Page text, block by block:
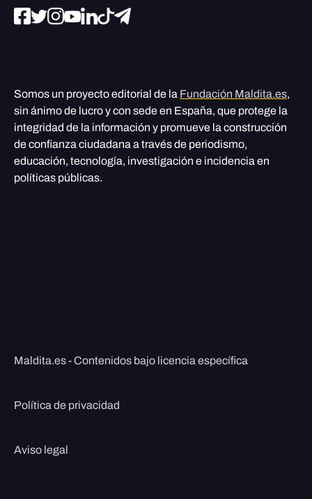
Somos un proyecto editorial de la Fundación Maldita.es,
sin ánimo de lucro y con sede en España, que protege la
integridad de la información y promueve la construcción
de confianza ciudadana a través de periodismo,
educación, tecnología, investigación e incidencia en
políticas públicas.
Maldita.es - Contenidos bajo licencia específica
Política de privacidad
Aviso legal